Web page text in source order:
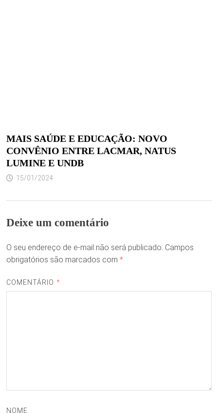
MAIS SAÚDE E EDUCAÇÃO: NOVO
CONVÊNIO ENTRE LACMAR, NATUS
LUMINE E UNDB
15/01/2024
Deixe um comentário
O seu endereço de e-mail não será publicado. Campos
obrigatórios são marcados com *
COMENTÁRIO *
NOME